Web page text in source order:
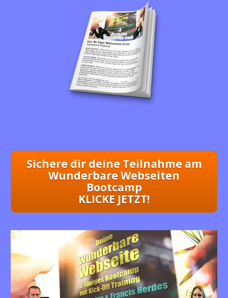
Sichere dir deine Teilnahme am
Wunderbare Webseiten
Bootcamp
KLICKE JETZT!